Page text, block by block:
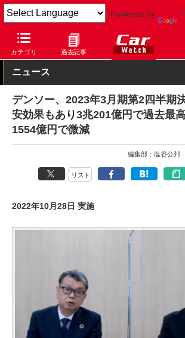
Powered by
カテゴリ 過去記事
Car Watch 自動車
ニュース
デンソー、2023年3月期第2四半期
安効果もあり3兆201億円で過去最
1554億円で微減
編集部：塩谷公邦
リスト
2022年10月28日 実施